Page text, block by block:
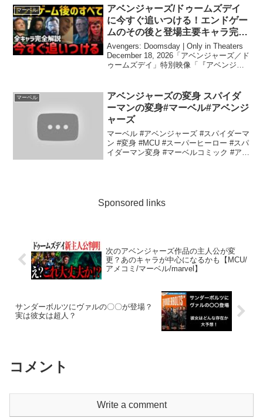
2025年2月14日（金）日米同時公開！“初
代”キ...
マーベル
アベンジャーズ/ドゥームズデイ
に今すぐ追いつける！エンドゲー
ムのその後と登場主要キャラ完全
解説ドゥームズデイ解説考察
Avengers: Doomsday | Only in Theaters
December 18, 2026「アベンジャーズ／ド
ゥームズデイ」特別映像「『アベンジャ
マーベル
アベンジャーズの変身 スパイダ
ーマンの変身#マーベル#アベンジ
ャーズ
マーベル #アベンジャーズ #スパイダーマ
ン #変身 #MCU #スーパーヒーロー #スパ
イダーマン変身 #マーベルコミック #アイ
Sponsored links
次のアベンジャーズ作品の主人公が変
更？あのキャラが中心になるかも【MCU/
アメコミ/マーベル/marvel】
サンダーボルツにヴァルの〇〇が登場？
実は彼女は超人？
コメント
Write a comment